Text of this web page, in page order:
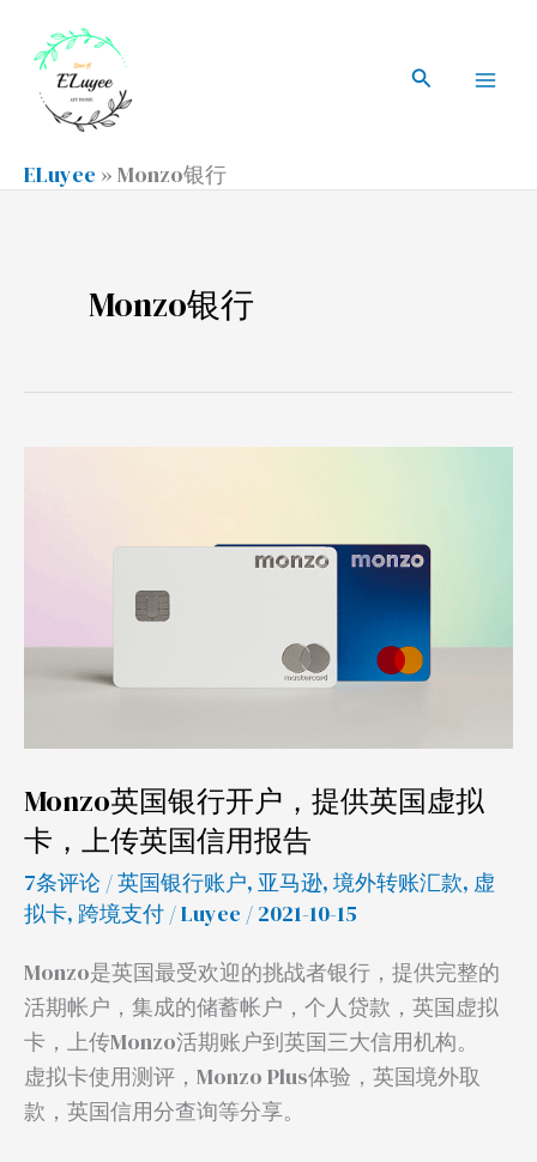
搜
ELuyee » Monzo银行
Monzo银行
Monzo英国银行开户，提供英国虚拟
卡，上传英国信用报告
7条评论 /英国银行账户, 亚马逊, 境外转账汇款, 虚
拟卡, 跨境支付 /Luyee / 2021-10-15
Monzo是英国最受欢迎的挑战者银行，提供完整的
活期帐户，集成的储蓄帐户，个人贷款，英国虚拟
卡，上传Monzo活期账户到英国三大信用机构。
虚拟卡使用测评，Monzo Plus体验，英国境外取
款，英国信用分查询等分享。
供
国
虚
拟
卡，
传
英
国
信
用
索